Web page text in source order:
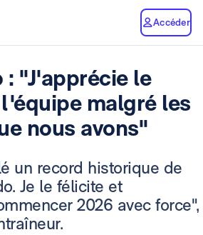
Accéder
: "J'apprécie le
malgré les
nous avons"
un record historique de
Je le félicite et
2026 avec force",